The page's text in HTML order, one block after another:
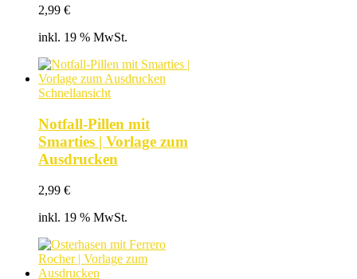
2,99 €
inkl. 19 % MwSt.
Schnellansicht
Notfall-Pillen mit
Smarties | Vorlage zum
Ausdrucken
2,99 €
inkl. 19 % MwSt.